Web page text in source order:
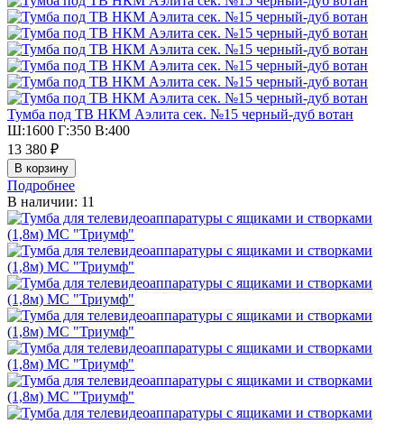
Тумба под ТВ НКМ Аэлита сек. №15 черный-дуб вотан
Ш:1600 Г:350 В:400
13 380 ₽
Подробнее
В наличии: 11